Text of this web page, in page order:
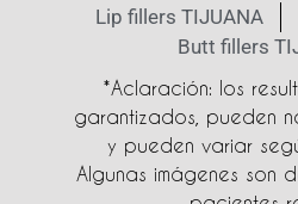
Lip fillers TIJUANA
Butt fillers
*Aclaración: los
garantizados, pueden
y pueden variar
Algunas imágenes son